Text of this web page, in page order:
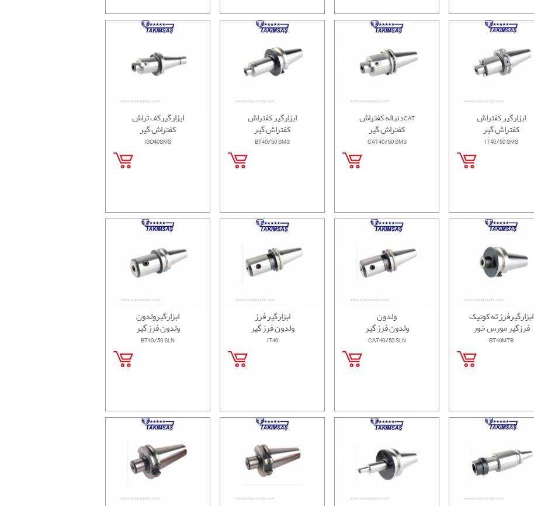
ابزارگیرکف تراش
کفتراش گیر
ISO40SMS
ابزارگیر کفتراش
کفتراش گیر
BT40/50 SMS
دنباله کفتراشCAT
کفتراش گیر
CAT40/50 SMS
ابزارگیر کفتراش
کفتراش گیر
IT40/50 SMS
ابزارگیرولدون
ولدون فرز گیر
BT40/50 SLN
ابزارگیر فرز
ولدون فرز گیر
IT40
ولدون
ولدون فرز گیر
CAT40/50 SLN
ابزارگیرفرز ته کونیک
فرزگیر مورس خور
BT40MTB